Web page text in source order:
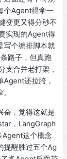
个Agent得拿一
变更又得分秒不
实现的Agent得
写个编排脚本就
路子，但真跑
支合并老打架，
Agent还拉胯，
奋，觉得这就是
，LangGraph
Agent这个概念
提醒胜过五个Ag